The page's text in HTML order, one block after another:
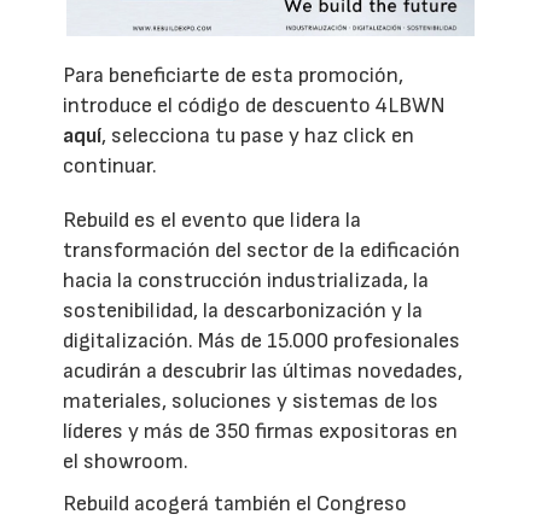
Para beneficiarte de esta promoción,
introduce el código de descuento 4LBWN
aquí, selecciona tu pase y haz click en
continuar.
Rebuild es el evento que lidera la
transformación del sector de la edificación
hacia la construcción industrializada, la
sostenibilidad, la descarbonización y la
digitalización. Más de 15.000 profesionales
acudirán a descubrir las últimas novedades,
materiales, soluciones y sistemas de los
líderes y más de 350 firmas expositoras en
el showroom.
Rebuild acogerá también el Congreso